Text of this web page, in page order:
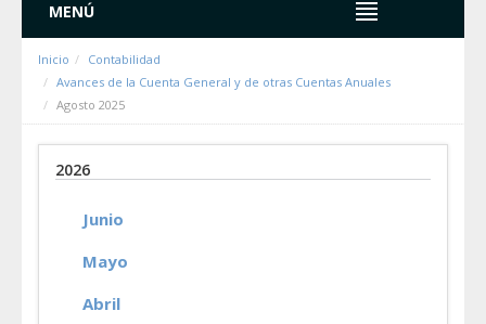
MENÚ
Inicio
Contabilidad
Avances de la Cuenta General y de otras Cuentas Anuales
Agosto 2025
2026
Junio
Mayo
Abril